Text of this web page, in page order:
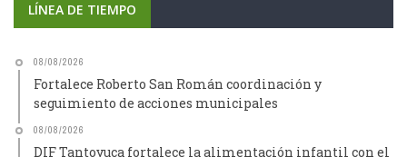
LÍNEA DE TIEMPO
08/08/2026
Fortalece Roberto San Román coordinación y
seguimiento de acciones municipales
08/08/2026
DIF Tantoyuca fortalece la alimentación infantil con el